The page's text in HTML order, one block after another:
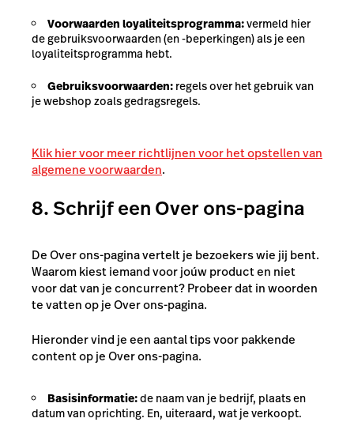
Voorwaarden loyaliteitsprogramma:vermeld hier
de gebruiksvoorwaarden (en -beperkingen) als je een
loyaliteitsprogramma hebt.
Gebruiksvoorwaarden: regels over het gebruik van
je webshop zoals gedragsregels.
Klik hier voor meer richtlijnen voor het opstellen van
algemene voorwaarden.
8. Schrijf een Over ons-pagina
De Over ons-pagina vertelt je bezoekers wie jij bent.
Waarom kiest iemand voor joúw product en niet
voor dat van je concurrent? Probeer dat in woorden
te vatten op je Over ons-pagina.
Hieronder vind je een aantal tips voor pakkende
content op je Over ons-pagina.
Basisinformatie:de naam van je bedrijf, plaats en
datum van oprichting. En, uiteraard, wat je verkoopt.